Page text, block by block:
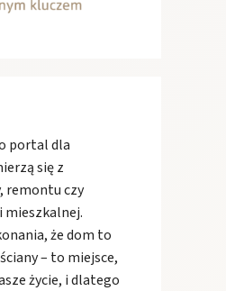
portal dla
się z
remontu czy
mieszkalnej.
że dom to
– to miejsce,
życie, i dlatego